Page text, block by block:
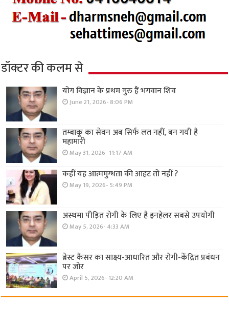
डॉक्टर की कलम से
योग विज्ञान के प्रथम गुरु हैं भगवान शिव
June 21, 2026- 8:06 PM
तम्बाकू का सेवन अब सिर्फ लत नहीं, बन गयी है
महामारी
May 31, 2026- 11:17 AM
कहीं यह आत्ममुग्धता की आहट तो नहीं ?
May 19, 2026- 5:49 PM
अस्थमा पीड़ित रोगी के लिए है इनहेलर सबसे उपयोगी
May 5, 2026- 4:33 AM
ब्रेस्ट कैंसर का साक्ष्य-आधारित और रोगी-केंद्रित प्रबंधन
पर जोर
April 5, 2026- 12:20 AM